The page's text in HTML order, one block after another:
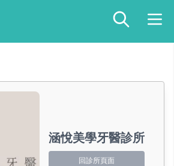
涵悅美學牙醫診所
回診所頁面